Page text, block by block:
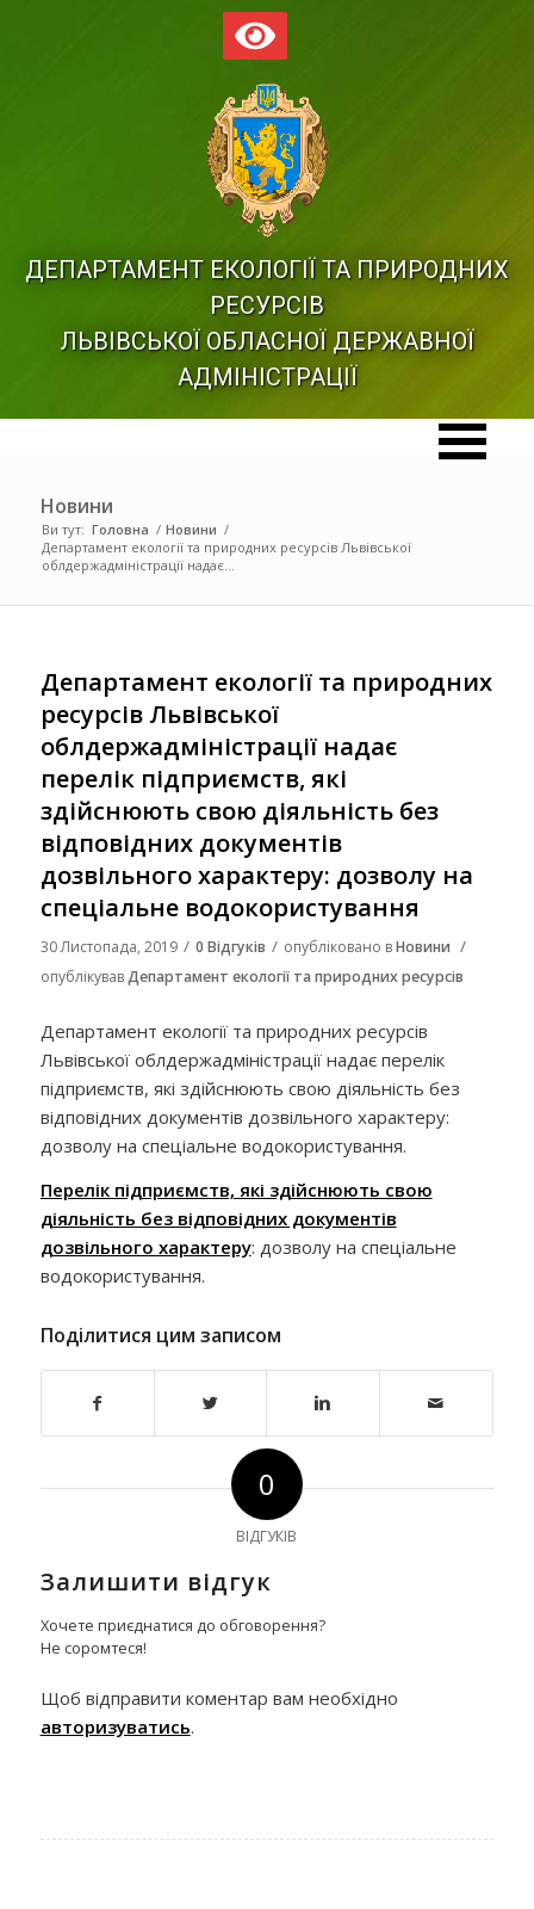
ДЕПАРТАМЕНТ ЕКОЛОГІЇ ТА ПРИРОДНИХ
РЕСУРСІВ
ЛЬВІВСЬКОЇ ОБЛАСНОЇ ДЕРЖАВНОЇ
АДМІНІСТРАЦІЇ
Новини
Ви тут: Головна / Новини /
Департамент екології та природних ресурсів Львівської
облдержадміністрації надає...
Департамент екології та природних
ресурсів Львівської
облдержадміністрації надає
перелік підприємств, які
здійснюють свою діяльність без
відповідних документів
дозвільного характеру: дозволу на
спеціальне водокористування
30 Листопада, 2019 / 0 Відгуків / опубліковано вНовини /
опублікувавДепартамент екології та природних ресурсів
Департамент екології та природних ресурсів
Львівської облдержадміністрації надає перелік
підприємств, які здійснюють свою діяльність без
відповідних документів дозвільного характеру:
дозволу на спеціальне водокористування.
Перелік підприємств, які здійснюють свою
діяльність без відповідних документів
дозвільного характеру: дозволу на спеціальне
водокористування.
Поділитися цим записом
0
ВІДГУКІВ
Залишити відгук
Хочете приєднатися до обговорення?
Не соромтеся!
Щоб відправити коментар вам необхідно
авторизуватись.